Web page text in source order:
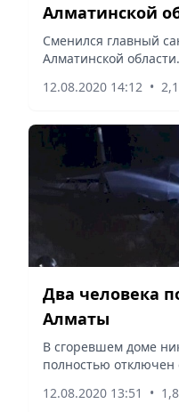
Алматинской
Сменился главный
Алматинской области.
12.08.2020 14:12 •
Два человека
Алматы
В сгоревшем доме
полностью отключен
12.08.2020 13:51
•